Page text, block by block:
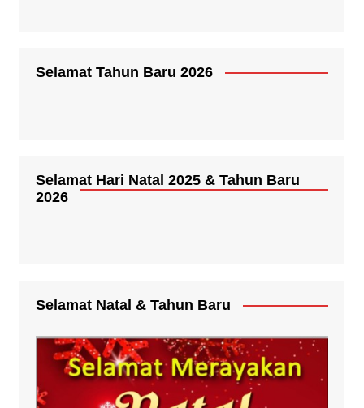
Selamat Tahun Baru 2026
Selamat Hari Natal 2025 & Tahun Baru
2026
Selamat Natal & Tahun Baru